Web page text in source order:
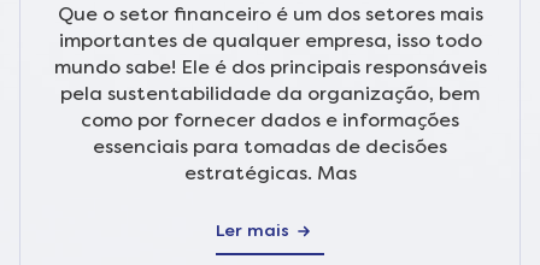
Que o setor financeiro é um dos setores mais
importantes de qualquer empresa, isso todo
mundo sabe! Ele é dos principais responsáveis
pela sustentabilidade da organização, bem
como por fornecer dados e informações
essenciais para tomadas de decisões
estratégicas. Mas
Ler mais